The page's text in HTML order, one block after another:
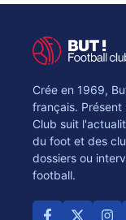
Crée en 1969,
français. Présent
Club suit
du foot et des
dossiers ou
football.